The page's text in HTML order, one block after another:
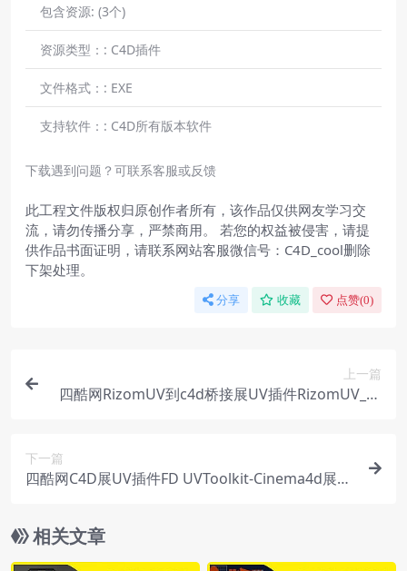
包含资源: (3个)
资源类型：: C4D插件
文件格式：: EXE
支持软件：: C4D所有版本软件
下载遇到问题？可联系客服或反馈
此工程文件版权归原创作者所有，该作品仅供网友学习交
流，请勿传播分享，严禁商用。 若您的权益被侵害，请提
供作品书面证明，请联系网站客服微信号：C4D_cool删除
下架处理。
分享 收藏 点赞(0)
上一篇
四酷网RizomUV到c4d桥接展UV插件RizomUV_Ex
下一篇
四酷网C4D展UV插件FD UVToolkit-Cinema4d展uv
相关文章